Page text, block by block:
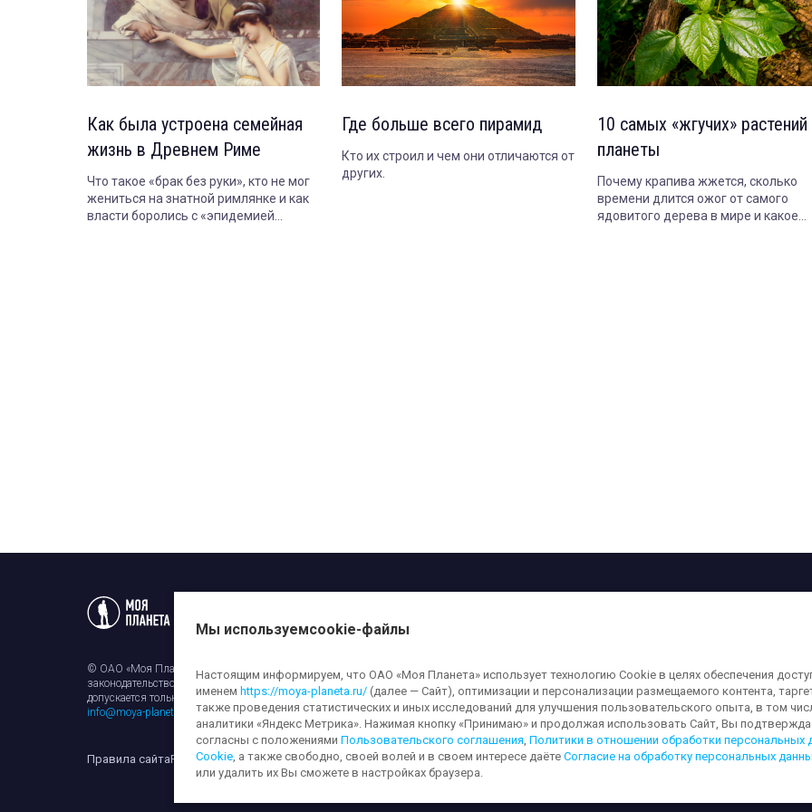
Как была устроена семейная
жизнь в Древнем Риме
Что такое «брак без руки», кто не мог
жениться на знатной римлянке и как
власти боролись с «эпидемией
Где больше всего пирамид
Кто их строил и чем они отличаются от
других.
10 самых «жгучих» растений
планеты
Почему крапива жжется, сколько
времени длится ожог от самого
ядовитого дерева в мире и какое
© ОАО «Моя Планета». Все права на любые материалы, опубликованные на сайте, защищены в соответствии с российским и международным
законодательством об авторском праве и смежных правах. Использование любых аудио-, фото- и видеоматериалов, размещенных на сайте,
допускается только с разрешения правообладателя и ссылкой на сайтmoya-planeta.ru. Адрес для направления юридически значимых
info@moya-planeta.ru
Правила сайтаРабота с cookie-файламиЗащита персональных данныхОбработка персональных данныхСогласие на обработку
Мы используемcookie-файлы
Настоящим информируем, что ОАО «Моя Планета» использует технологию Cookie в целях обеспечения
именем https://moya-planeta.ru/ (далее — Сайт), оптимизации и персонализации размещаемого контента,
также проведения статистических и иных исследований для улучшения пользовательского опыта, в том
аналитики «Яндекс Метрика». Нажимая кнопку «Принимаю» и продолжая использовать Сайт, Вы
согласны с положениями Пользовательского соглашения, Политики в отношении обработки персональных
Cookie, а также свободно, своей волей и в своем интересе даёте Согласие на обработку персональных
или удалить их Вы сможете в настройках браузера.